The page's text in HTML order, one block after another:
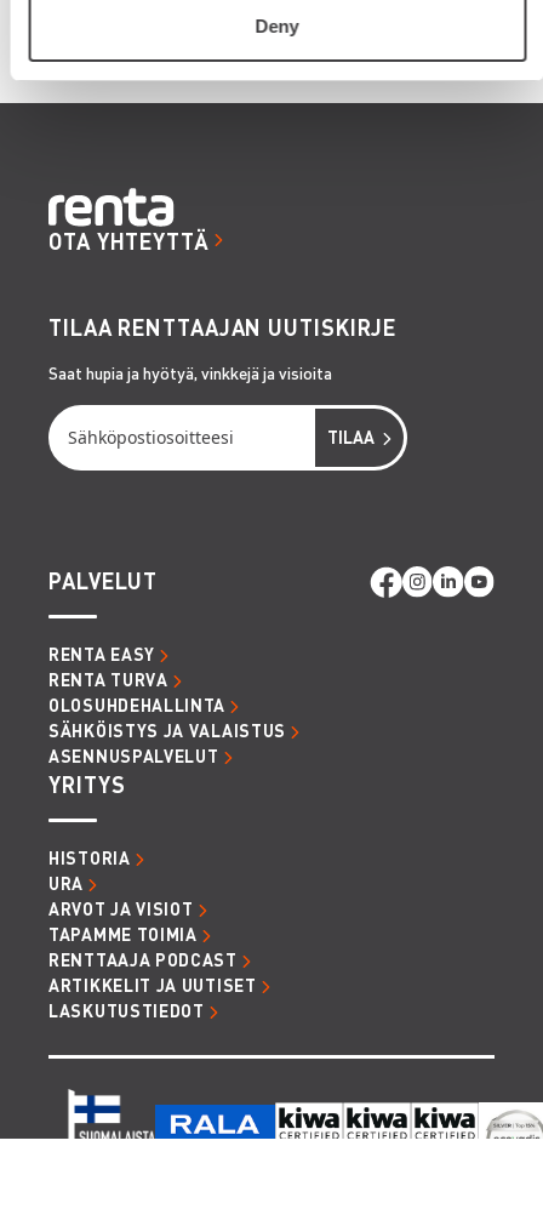
Deny
OTA YHTEYTTÄ
TILAA RENTTAAJAN UUTISKIRJE
Saat hupia ja hyötyä, vinkkejä ja visioita
PALVELUT
RENTA EASY
RENTA TURVA
OLOSUHDEHALLINTA
SÄHKÖISTYS JA VALAISTUS
ASENNUSPALVELUT
YRITYS
HISTORIA
URA
ARVOT JA VISIOT
TAPAMME TOIMIA
RENTTAAJA PODCAST
ARTIKKELIT JA UUTISET
LASKUTUSTIEDOT